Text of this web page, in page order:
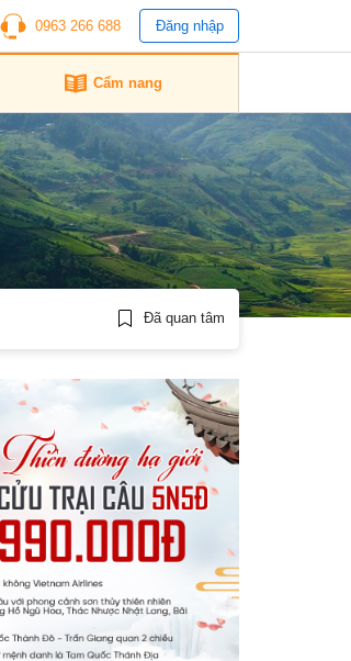
0963 266 688 Đăng nhập
Cẩm nang
Đã quan tâm